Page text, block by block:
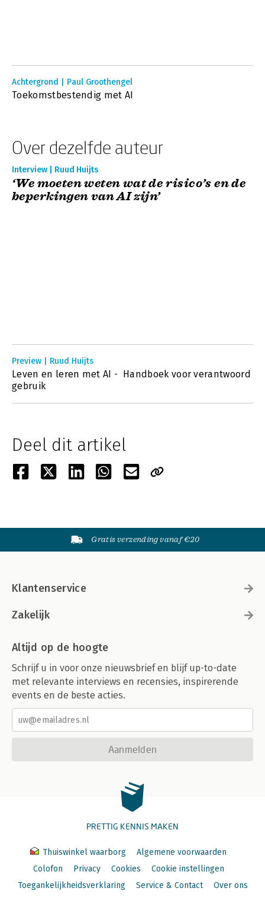
Achtergrond | Paul Groothengel
Toekomstbestendig met AI
Over dezelfde auteur
Interview | Ruud Huijts
‘We moeten weten wat de risico’s en de
beperkingen van AI zijn’
Preview | Ruud Huijts
Leven en leren met AI - Handboek voor verantwoord
gebruik
Deel dit artikel
Gratis verzending vanaf €20
Klantenservice
Zakelijk
Altijd op de hoogte
Schrijf u in voor onze nieuwsbrief en blijf up-to-date
met relevante interviews en recensies, inspirerende
events en de beste acties.
Aanmelden
PRETTIG KENNIS MAKEN
Thuiswinkel waarborg
Algemene voorwaarden
Colofon
Privacy Cookies
Cookie instellingen
Toegankelijkheidsverklaring
Service & Contact Over ons